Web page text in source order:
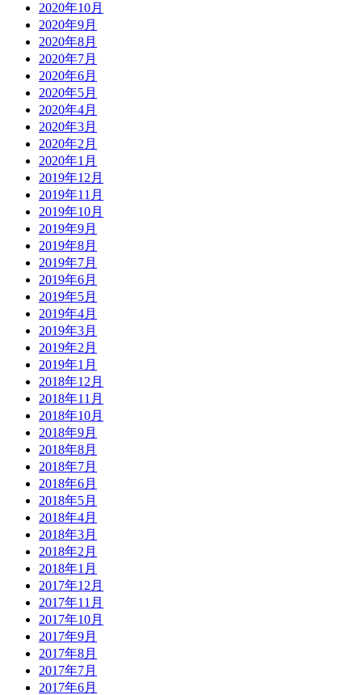
2020年10月
2020年9月
2020年8月
2020年7月
2020年6月
2020年5月
2020年4月
2020年3月
2020年2月
2020年1月
2019年12月
2019年11月
2019年10月
2019年9月
2019年8月
2019年7月
2019年6月
2019年5月
2019年4月
2019年3月
2019年2月
2019年1月
2018年12月
2018年11月
2018年10月
2018年9月
2018年8月
2018年7月
2018年6月
2018年5月
2018年4月
2018年3月
2018年2月
2018年1月
2017年12月
2017年11月
2017年10月
2017年9月
2017年8月
2017年7月
2017年6月